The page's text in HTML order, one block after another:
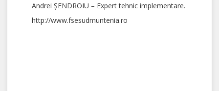
Andrei ŞENDROIU – Expert tehnic implementare.
http://www.fsesudmuntenia.ro